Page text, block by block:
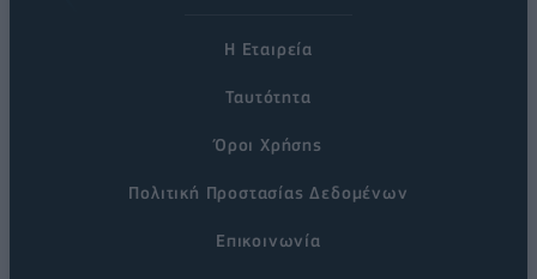
Η Εταιρεία
Ταυτότητα
Όροι Χρήσης
Πολιτική Προστασίας Δεδομένων
Επικοινωνία